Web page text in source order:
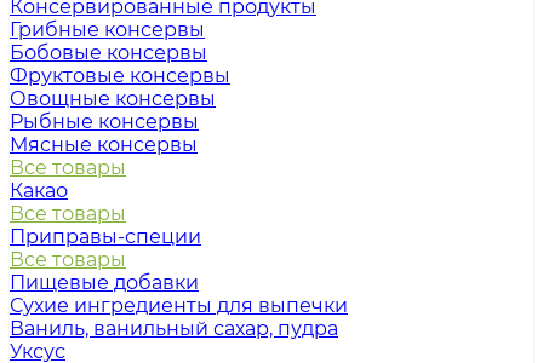
Консервированные продукты
Грибные консервы
Бобовые консервы
Фруктовые консервы
Овощные консервы
Рыбные консервы
Мясные консервы
Все товары
Какао
Все товары
Приправы-специи
Все товары
Пищевые добавки
Сухие ингредиенты для выпечки
Ваниль, ванильный сахар, пудра
Уксус